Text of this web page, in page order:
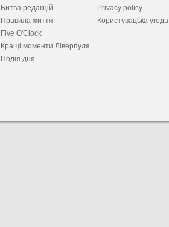
Битва редакцій
Правила життя
Five O'Clock
Кращі моменти Ліверпуля
Подія дня
Privacy policy
Користувацька угода